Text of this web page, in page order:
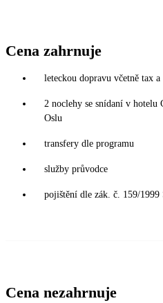
Cena zahrnuje
leteckou dopravu včetně tax
2 noclehy se snídaní v
Oslu
transfery dle programu
služby průvodce
pojištění dle zák. č. 159/1999
Cena nezahrnuje